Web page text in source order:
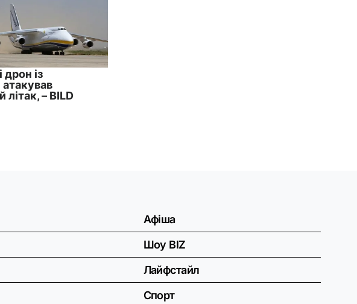
Афіша
Шоу BIZ
Лайфстайл
Спорт